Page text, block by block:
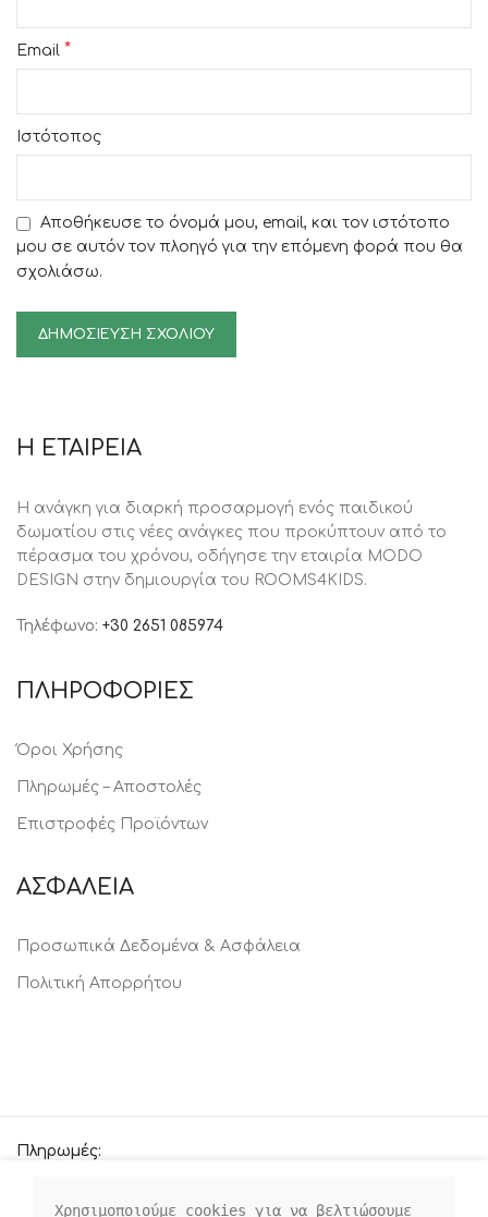
Email *
Ιστότοπος
Αποθήκευσε το όνομά μου, email, και τον ιστότοπο
μου σε αυτόν τον πλοηγό για την επόμενη φορά που θα
σχολιάσω.
Η ΕΤΑΙΡΕΙΑ
Η ανάγκη για διαρκή προσαρμογή ενός παιδικού
δωματίου στις νέες ανάγκες που προκύπτουν από το
πέρασμα του χρόνου, oδήγησε την εταιρία MODO
DESIGN στην δημιουργία του ROOMS4KIDS.
Τηλέφωνο: +30 2651 085974
ΠΛΗΡΟΦΟΡΙΕΣ
Όροι Χρήσης
Πληρωμές – Αποστολές
Επιστροφές Προϊόντων
ΑΣΦΑΛΕΙΑ
Προσωπικά Δεδομένα & Ασφάλεια
Πολιτική Απορρήτου
Πληρωμές:
Χρησιμοποιούμε cookies για να βελτιώσουμε